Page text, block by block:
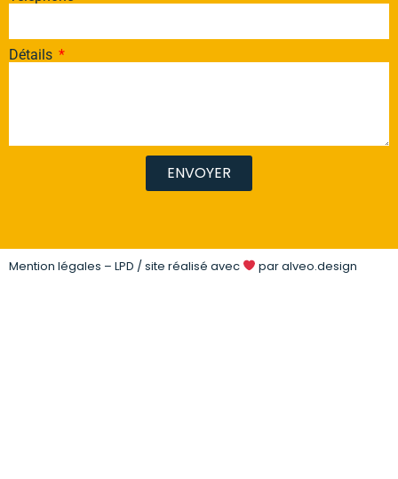
Détails
ENVOYER
Mention légales – LPD / site réalisé avec paralveo.design